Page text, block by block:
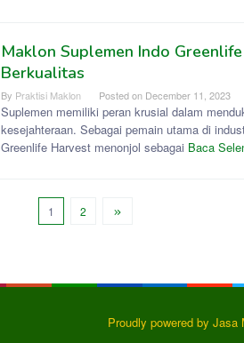
Maklon Suplemen Indo
Berkualitas
By Praktisi Maklon Posted on December 11, 2023
Suplemen memiliki peran krusial dalam
kesejahteraan. Sebagai pemain utama di
Greenlife Harvest menonjol sebagai Baca
1 2
Proudly powered by Jasa